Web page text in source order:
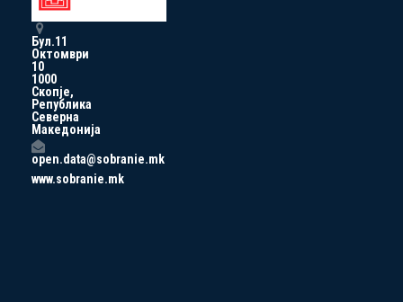
Бул.11
Октомври
10
1000
Скопје,
Република
Северна
Македонија
open.data@sobranie.mk
www.sobranie.mk